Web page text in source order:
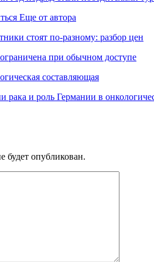
Еще от автора
стоят по-разному: разбор цен
при обычном доступе
составляющая
рака и роль Германии в
будет опубликован.